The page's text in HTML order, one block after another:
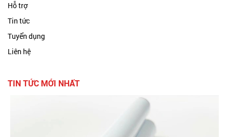
Hỗ trợ
Tin tức
Tuyển dụng
Liên hệ
TIN TỨC MỚI NHẤT